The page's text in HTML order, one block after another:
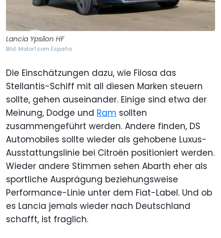
Lancia Ypsilon HF
Bild: Motor1.com España
Die Einschätzungen dazu, wie Filosa das
Stellantis-Schiff mit all diesen Marken steuern
sollte, gehen auseinander. Einige sind etwa der
Meinung, Dodge und Ram sollten
zusammengeführt werden. Andere finden, DS
Automobiles sollte wieder als gehobene Luxus-
Ausstattungslinie bei Citroën positioniert werden.
Wieder andere Stimmen sehen Abarth eher als
sportliche Ausprägung beziehungsweise
Performance-Linie unter dem Fiat-Label. Und ob
es Lancia jemals wieder nach Deutschland
schafft, ist fraglich.